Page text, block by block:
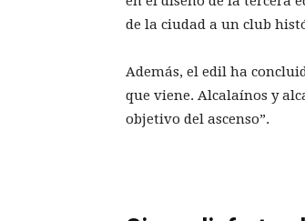
de la ciudad a un club
Además, el edil ha
que viene. Alcalaínos y
objetivo del ascenso”.